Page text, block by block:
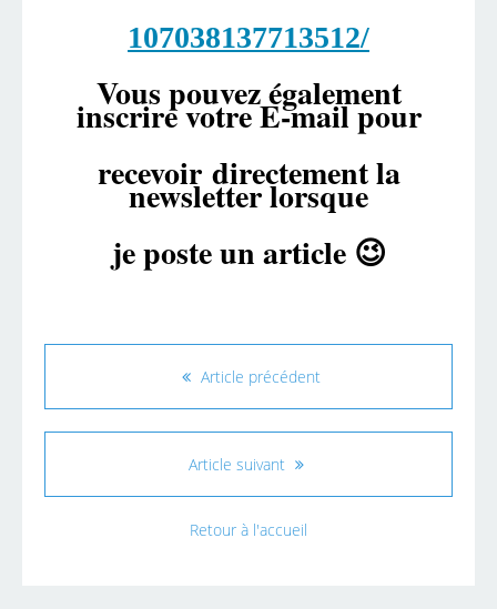
107038137713512/
Vous pouvez également
inscrire votre E-mail pour
recevoir directement la
newsletter lorsque
je poste un article 😉
Article précédent
Article suivant
Retour à l'accueil